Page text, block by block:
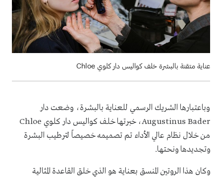
عناية متقنة بالبشرة خلف كواليس دار كلوي Chloe
وباعتبارها الشريك الرسمي للعناية بالبشرة، وضعت دار
Augustinus Bader، خبرتها خلف كواليس دار كلوي Chloe
من خلال نظام عالي الأداء تم تصميمه خصيصاً لترطيب البشرة
وتجديدها ونحتها.
وكان هذا الروتين المنسق بعناية هو الذي خلق القاعدة المثالية